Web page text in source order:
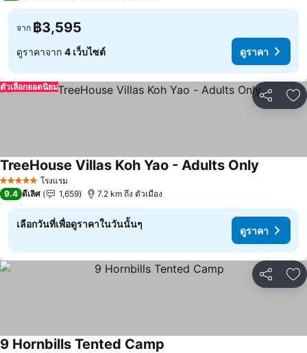
จาก ฿3,595
ดูราคาจาก 4 เว็บไซต์ ดูราคา
แชร์ เ
ตัวเลือกยอดนิยม
5 ดาว โรงแรม
TreeHouse Villas Koh Yao - Adults Only
9.4 ดีเลิศ 1,659 7.2 km ถึง ตัวเมือง
เลือกวันที่เพื่อดูราคาในวันนั้นๆ
ดูราคา
แชร์ เ
9 Hornbills Tented Camp